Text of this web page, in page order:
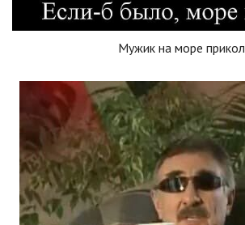
Мужик на море прикол